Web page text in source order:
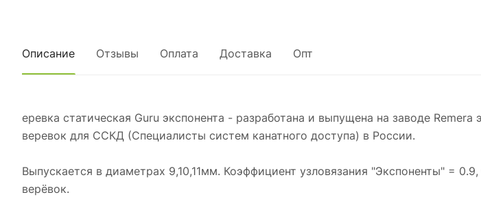
Описание Отзывы Оплата Доставка Опт
еревка статическая Guru экспонента - разработана и выпущена на заводе
веревок для ССКД (Специалисты систем канатного доступа) в России.
Выпускается в диаметрах 9,10,11мм. Коэффициент узловязания "Экспоненты" =
верёвок.